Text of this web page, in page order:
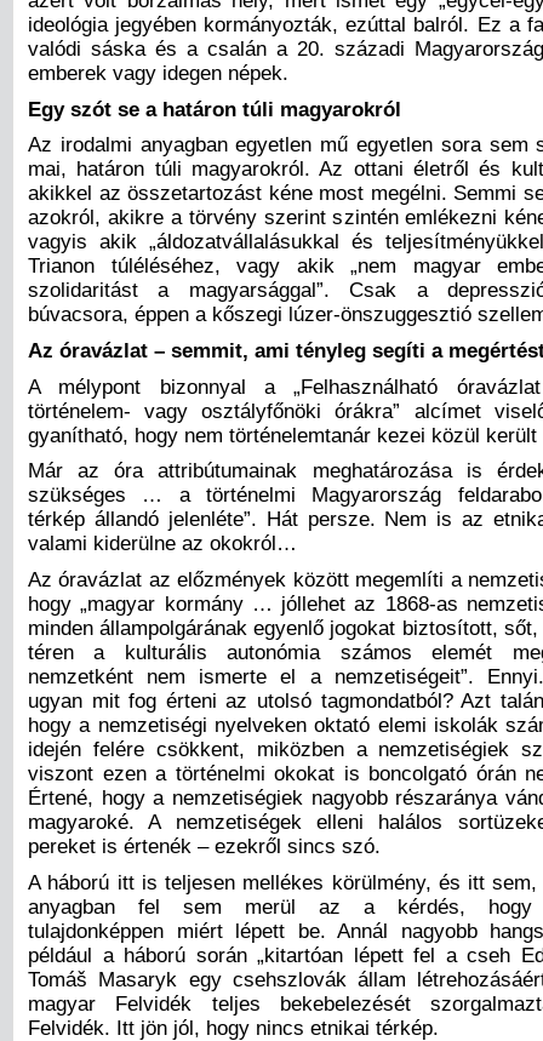
ideológia jegyében kormányozták, ezúttal balról. Ez a
valódi sáska és a csalán a 20. századi
emberek vagy idegen népek.
Egy szót se a határon túli magyarokról
Az irodalmi anyagban egyetlen mű egyetlen sora sem
mai, határon túli magyarokról. Az ottani életről és
akikkel az összetartozást kéne most megélni. Semmi
azokról, akikre a törvény szerint szintén emlékezni
vagyis akik „áldozatvállalásukkal és
Trianon túléléséhez, vagy akik „nem magyar
szolidaritást a magyarsággal”. Csak a
búvacsora, éppen a kőszegi lúzer-önszuggesztió
Az óravázlat – semmit, ami tényleg segíti a
A mélypont bizonnyal a „Felhasználható
történelem- vagy osztályfőnöki órákra” alcímet
gyanítható, hogy nem történelemtanár kezei közül került
Már az óra attribútumainak meghatározása is
szükséges … a történelmi Magyarország
térkép állandó jelenléte”. Hát persze. Nem is az
valami kiderülne az okokról…
Az óravázlat az előzmények között megemlíti a
hogy „magyar kormány … jóllehet az 1868-as
minden állampolgárának egyenlő jogokat biztosított,
téren a kulturális autonómia számos elemét
nemzetként nem ismerte el a nemzetiségeit”.
ugyan mit fog érteni az utolsó tagmondatból? Azt
hogy a nemzetiségi nyelveken oktató elemi iskolák
idején felére csökkent, miközben a nemzetiségiek
viszont ezen a történelmi okokat is boncolgató órán
Értené, hogy a nemzetiségiek nagyobb részaránya
magyaroké. A nemzetiségek elleni halálos
pereket is értenék – ezekről sincs szó.
A háború itt is teljesen mellékes körülmény, és itt
anyagban fel sem merül az a kérdés, hogy
tulajdonképpen miért lépett be. Annál nagyobb
például a háború során „kitartóan lépett fel a cseh
Tomáš Masaryk egy csehszlovák állam
magyar Felvidék teljes bekebelezését
Felvidék. Itt jön jól, hogy nincs etnikai térkép.